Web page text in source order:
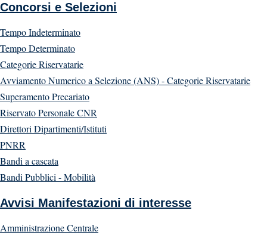
Concorsi e Selezioni
Tempo Indeterminato
Tempo Determinato
Categorie Riservatarie
Avviamento Numerico a Selezione (ANS) - Categorie Riservatarie
Superamento Precariato
Riservato Personale CNR
Direttori Dipartimenti/Istituti
PNRR
Bandi a cascata
Bandi Pubblici - Mobilità
Avvisi Manifestazioni di interesse
Amministrazione Centrale